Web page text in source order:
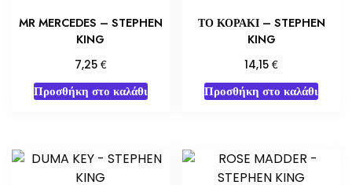
MR MERCEDES – STEPHEN
KING
7,25 €
Προσθήκη στο καλάθι
ΤΟ ΚΟΡΑΚΙ – STEPHEN
KING
14,15€
Προσθήκη στο καλάθι